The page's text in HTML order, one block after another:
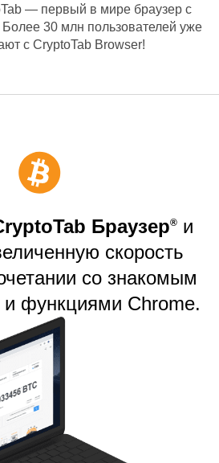
— первый в мире браузер с
30 млн пользователей уже
с CryptoTab Browser!
Браузер®️ и
скорость
со знакомым
функциями Chrome.